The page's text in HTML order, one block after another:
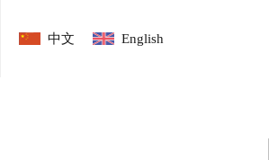
中文 English